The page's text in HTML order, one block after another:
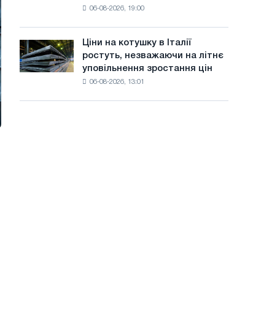
липні
з
року
06-08-2026, 19:00
Ціни
на
котушку
Ціни на котушку в Італії
ростуть, незважаючи на літнє
уповільнення зростання цін
06-08-2026, 13:01